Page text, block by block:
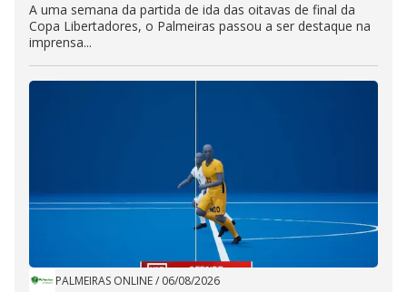
A uma semana da partida de ida das oitavas de final da
Copa Libertadores, o Palmeiras passou a ser destaque na
imprensa...
PALMEIRAS ONLINE/ 06/08/2026